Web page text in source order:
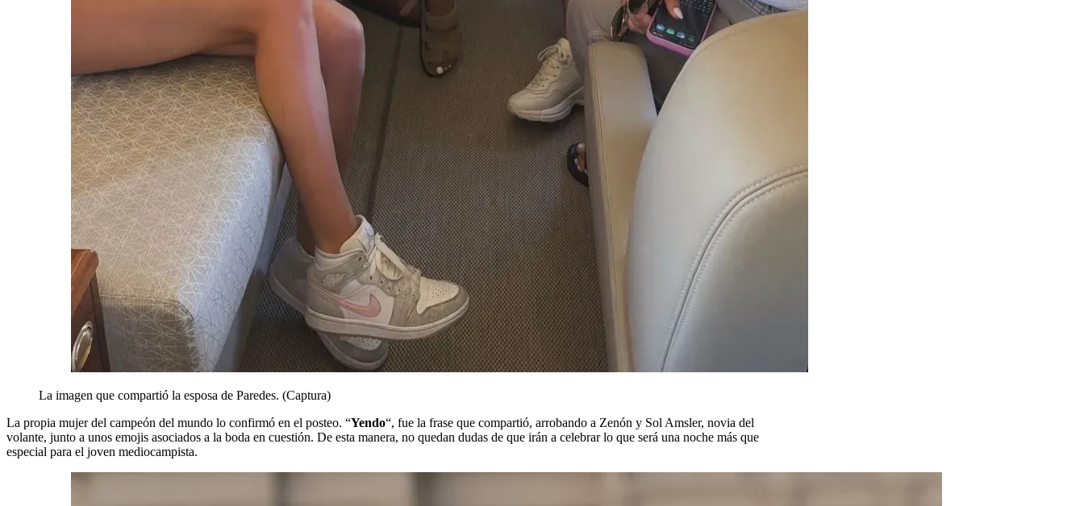
La imagen que compartió la esposa de Paredes. (Captura)
La propia mujer del campeón del mundo lo confirmó en el posteo. “Yendo“, fue la frase que compartió, arrobando a Zenón y Sol Amsler, novia del
volante, junto a unos emojis asociados a la boda en cuestión. De esta manera, no quedan dudas de que irán a celebrar lo que será una noche más que
especial para el joven mediocampista.